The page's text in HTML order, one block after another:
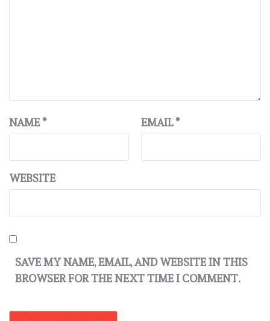
NAME* EMAIL*
WEBSITE
SAVE MY NAME, EMAIL, AND WEBSITE IN THIS
BROWSER FOR THE NEXT TIME I COMMENT.